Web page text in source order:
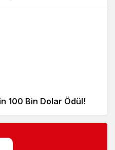
100 Bin Dolar Ödül!